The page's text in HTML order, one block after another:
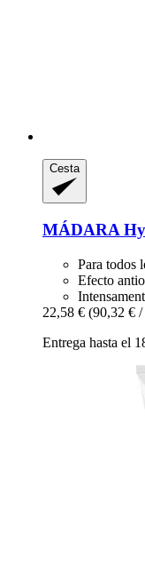
Cesta
MÁDARA
Para todos
Efecto
22,58 € (90,32 €
Entrega hasta el